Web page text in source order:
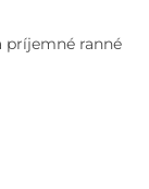
príjemné ranné